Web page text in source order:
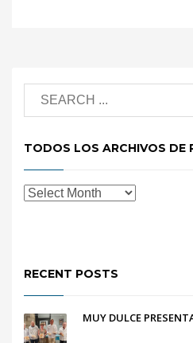
TODOS LOS ARCHIVOS DE
RECENT POSTS
MUY DULCE